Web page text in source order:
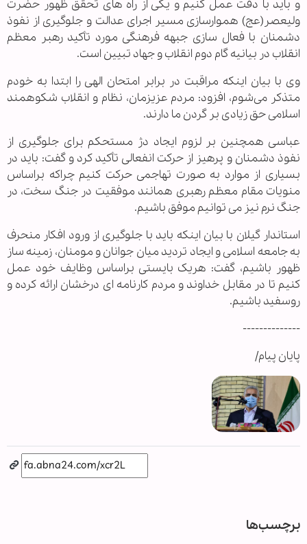
و باید با دقت عمل کنیم و یکی از راه های تحقق ظهور حضرت
ولیعصر(عج) هموارسازی مسیر اجرای عدالت و جلوگیری از نفوذ
دشمنان با فعال سازی جبهه فرهنگی مورد تأکید رهبر معظم
انقلاب در بیانیه گام دوم انقلاب و جهاد تبیین است.
وی با بیان اینکه مراقبت در برابر امتحان الهی را ابتدا به خودم
متذکر می‌شوم، افزود: مردم عزیزمان، نظام و انقلاب شکوهمند
اسلامی حق زیادی بر گردن ما دارند.
عباسی همچنین بر لزوم ایجاد دژ مستحکم برای جلوگیری از
نفوذ دشمنان و پرهیز از حرکت انفعالی تأکید کرد و گفت: باید در
بسیاری از موارد به صورت تهاجمی حرکت کنیم چراکه براساس
منویات مقام معظم رهبری همانند موفقیت در جنگ سخت، در
جنگ نرم نیز می توانیم موفق باشیم.
استاندار گیلان با بیان اینکه باید با جلوگیری از ورود افکار منحرف
به جامعه اسلامی و ایجاد تردید میان جوانان و مومنان، زمینه ساز
ظهور باشیم، گفت: هریک بایستی براساس وظایف خود عمل
کنیم تا در مقابل خداوند و مردم کارنامه ای درخشان ارائه کرده و
روسفید باشیم.
--------------
پایان پیام/
برچسب‌ها